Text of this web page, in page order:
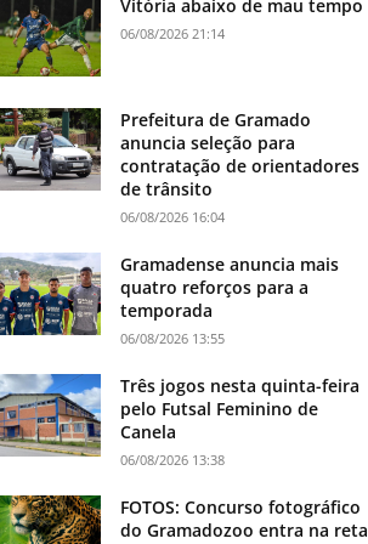
Vitória abaixo de mau tempo
06/08/2026 21:14
Prefeitura de Gramado
anuncia seleção para
contratação de orientadores
de trânsito
06/08/2026 16:04
Gramadense anuncia mais
quatro reforços para a
temporada
06/08/2026 13:55
Três jogos nesta quinta-feira
pelo Futsal Feminino de
Canela
06/08/2026 13:38
FOTOS: Concurso fotográfico
do Gramadozoo entra na reta